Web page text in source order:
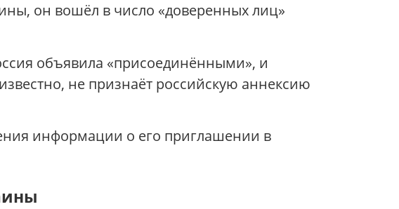
он вошёл в число «доверенных лиц»
объявила «присоединёнными», и
не признаёт российскую аннексию
информации о его приглашении в